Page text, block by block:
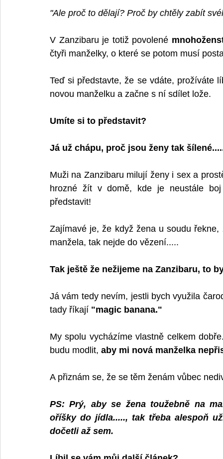
"Ale proč to dělají? Proč by chtěly zabít
V Zanzibaru je totiž povolené
čtyři manželky, o které se potom musí
Teď si představte, že se vdáte, prožíváte
novou manželku a začne s ní sdílet lože.
Umíte si to představit?
Já už chápu, proč jsou ženy tak
Muži na Zanzibaru milují ženy i sex a
hrozné žít v domě, kde je neustále
představit!
Zajímavé je, že když žena u soudu
manžela, tak nejde do vězení.....
Tak ještě že nežijeme na Zanzibaru, to
Já vám tedy nevím, jestli bych využila
tady říkají "magic banana."
My spolu vycházíme vlastně celkem
budu modlit, aby mi nová manželka
A přiznám se, že se těm ženám vůbec
PS: Prý, aby se žena toužebně na
oříšky do jídla....., tak třeba alespoň
dočetli až sem.